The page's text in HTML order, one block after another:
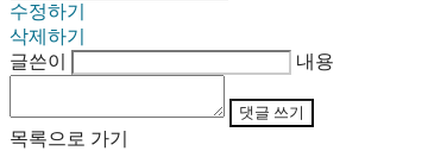
수정하기
삭제하기
글쓴이
내용
댓글 쓰기
목록으로 가기